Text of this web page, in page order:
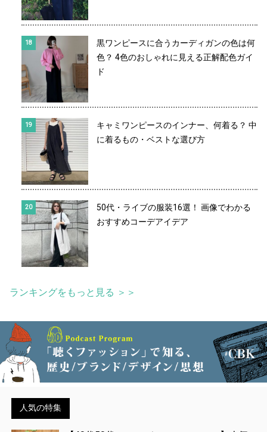
黒ワンピースに合うカーディガンの色は何
色？ 4色のおしゃれに見える正解配色ガイ
ド
キャミワンピースのインナー、何着る？ 中
に着るもの・ベストな選び方
50代・ライブの服装16選！ 画像でわかる
おすすめコーデアイデア
ランキングをもっと見る ＞＞
人気の特集